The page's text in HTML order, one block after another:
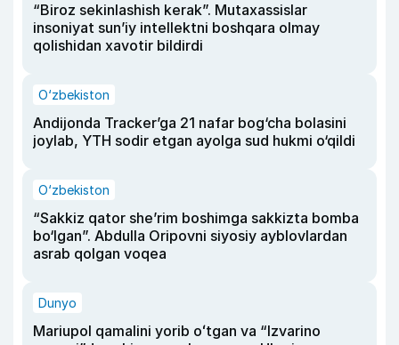
“Biroz sekinlashish kerak”. Mutaxassislar
insoniyat sun’iy intellektni boshqara olmay
qolishidan xavotir bildirdi
O‘zbekiston
Andijonda Tracker’ga 21 nafar bog‘cha bolasini
joylab, YTH sodir etgan ayolga sud hukmi o‘qildi
O‘zbekiston
“Sakkiz qator she’rim boshimga sakkizta bomba
bo‘lgan”. Abdulla Oripovni siyosiy ayblovlardan
asrab qolgan voqea
Dunyo
Mariupol qamalini yorib oʻtgan va “Izvarino